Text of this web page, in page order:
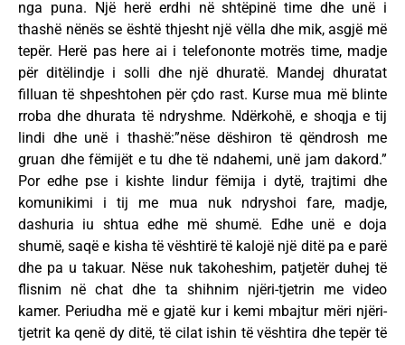
nga puna. Një herë erdhi në shtëpinë time dhe unë i
thashë nënës se është thjesht një vëlla dhe mik, asgjë më
tepër. Herë pas here ai i telefononte motrës time, madje
për ditëlindje i solli dhe një dhuratë. Mandej dhuratat
filluan të shpeshtohen për çdo rast. Kurse mua më blinte
rroba dhe dhurata të ndryshme. Ndërkohë, e shoqja e tij
lindi dhe unë i thashë:”nëse dëshiron të qëndrosh me
gruan dhe fëmijët e tu dhe të ndahemi, unë jam dakord.”
Por edhe pse i kishte lindur fëmija i dytë, trajtimi dhe
komunikimi i tij me mua nuk ndryshoi fare, madje,
dashuria iu shtua edhe më shumë. Edhe unë e doja
shumë, saqë e kisha të vështirë të kalojë një ditë pa e parë
dhe pa u takuar. Nëse nuk takoheshim, patjetër duhej të
flisnim në chat dhe ta shihnim njëri-tjetrin me video
kamer. Periudha më e gjatë kur i kemi mbajtur mëri njëri-
tjetrit ka qenë dy ditë, të cilat ishin të vështira dhe tepër të